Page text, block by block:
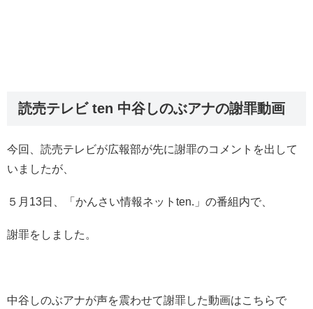
読売テレビ ten 中谷しのぶアナの謝罪動画
今回、読売テレビが広報部が先に謝罪のコメントを出して
いましたが、
５月13日、「かんさい情報ネットten.」の番組内で、
謝罪をしました。
中谷しのぶアナが声を震わせて謝罪した動画はこちらで